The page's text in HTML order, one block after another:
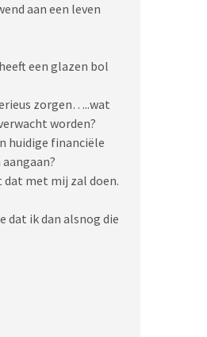
aan een leven
een glazen bol
zorgen…..wat
worden?
huidige financiële
dat met mij zal doen.
dat ik dan alsnog die